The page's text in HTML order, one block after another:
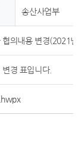
송산사업부
협의내용 변경(2021년
경 표입니다.